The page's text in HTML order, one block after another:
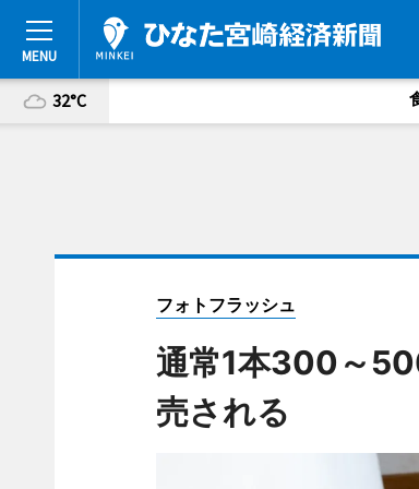
32°C
フォトフラッシュ
通常1本300～
売される